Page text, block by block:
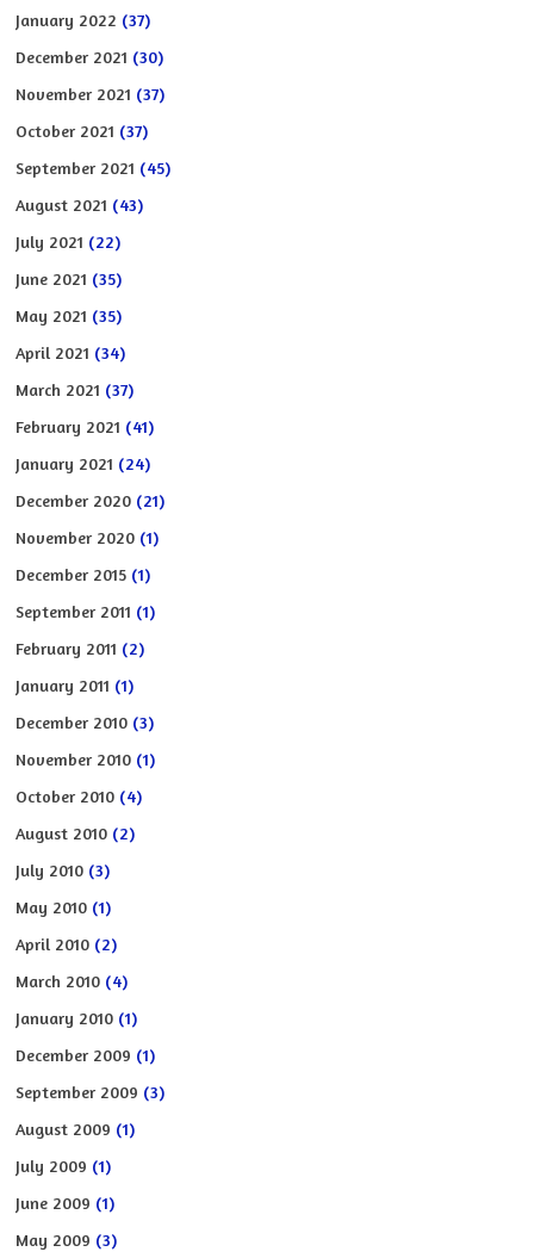
January 2022 (37)
December 2021 (30)
November 2021 (37)
October 2021 (37)
September 2021 (45)
August 2021 (43)
July 2021 (22)
June 2021 (35)
May 2021 (35)
April 2021 (34)
March 2021 (37)
February 2021 (41)
January 2021 (24)
December 2020 (21)
November 2020 (1)
December 2015 (1)
September 2011 (1)
February 2011 (2)
January 2011 (1)
December 2010 (3)
November 2010 (1)
October 2010 (4)
August 2010 (2)
July 2010 (3)
May 2010 (1)
April 2010 (2)
March 2010 (4)
January 2010 (1)
December 2009 (1)
September 2009 (3)
August 2009 (1)
July 2009 (1)
June 2009 (1)
May 2009 (3)